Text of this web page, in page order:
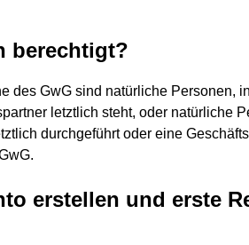
berechtigt?
des GwG sind natürliche Personen,
letztlich steht, oder natürliche
durchgeführt oder eine
erstellen und erste